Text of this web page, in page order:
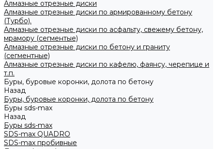
Алмазные отрезные диски
Алмазные отрезные диски по армированному бетону
(Турбо).
Алмазные отрезные диски по асфальту, свежему бетону,
мрамору (сегментые)
Алмазные отрезные диски по бетону и граниту
(сегментные)
Алмазные отрезные диски по кафелю, фаянсу, черепице и
т.п.
Буры, буровые коронки, долота по бетону
Назад
Буры, буровые коронки, долота по бетону
Буры sds-max
Назад
Буры sds-max
SDS-max QUADRO
SDS-max пробивные